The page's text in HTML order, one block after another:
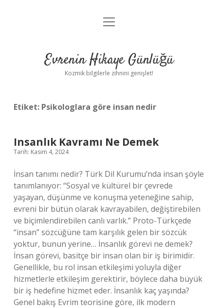
Anasayfa
Yasal Uyarı
menüyü
Evrenin Hikaye Günlüğü
Kozmik bilgilerle zihnini genişlet!
Etiket: Psikologlara göre insan nedir
Insanlık Kavramı Ne Demek
Tarih: Kasım 4, 2024
İnsan tanımı nedir? Türk Dil Kurumu’nda insan şöyle
tanımlanıyor: “Sosyal ve kültürel bir çevrede
yaşayan, düşünme ve konuşma yeteneğine sahip,
evreni bir bütün olarak kavrayabilen, değiştirebilen
ve biçimlendirebilen canlı varlık.” Proto-Türkçede
“insan” sözcüğüne tam karşılık gelen bir sözcük
yoktur, bunun yerine… İnsanlık görevi ne demek?
İnsan görevi, basitçe bir insan olan bir iş birimidir.
Genellikle, bu rol insan etkileşimi yoluyla diğer
hizmetlerle etkileşim gerektirir, böylece daha büyük
bir iş hedefine hizmet eder. İnsanlık kaç yaşında?
Genel bakış Evrim teorisine göre, ilk modern